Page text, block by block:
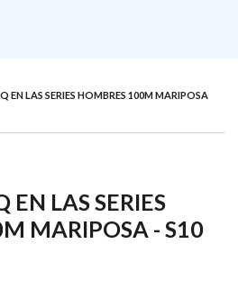
EN LAS SERIES HOMBRES 100M MARIPOSA
EN LAS SERIES
MARIPOSA - S10